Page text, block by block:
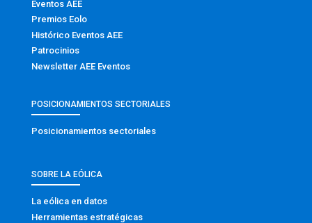
Eventos AEE
Premios Eolo
Histórico Eventos AEE
Patrocinios
Newsletter AEE Eventos
POSICIONAMIENTOS SECTORIALES
Posicionamientos sectoriales
SOBRE LA EÓLICA
La eólica en datos
Herramientas estratégicas